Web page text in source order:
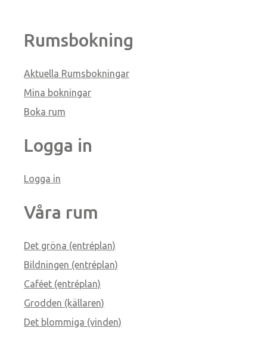
Rumsbokning
Aktuella Rumsbokningar
Mina bokningar
Boka rum
Logga in
Logga in
Våra rum
Det gröna (entréplan)
Bildningen (entréplan)
Caféet (entréplan)
Grodden (källaren)
Det blommiga (vinden)